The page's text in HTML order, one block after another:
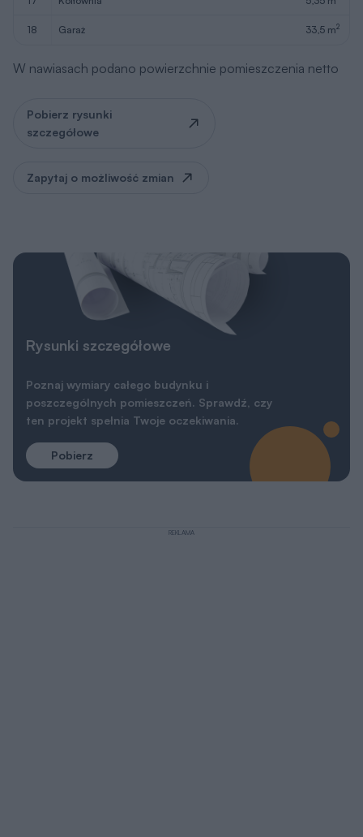
18 garaż 33,5 m2
W nawiasach podano powierzchnie pomieszczenia netto
Pobierz rysunki
szczegółowe
Zapytaj o możliwość zmian
Rysunki szczegółowe
Poznaj wymiary całego budynku i
poszczególnych pomieszczeń. Sprawdź, czy
ten projekt spełnia Twoje oczekiwania.
Pobierz
REKLAMA